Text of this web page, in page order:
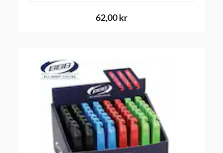
62,00 kr